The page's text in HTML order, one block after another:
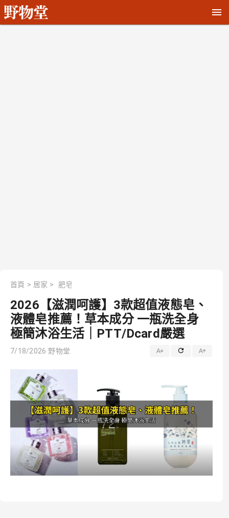
首頁 > 居家 > 肥皂
2026【滋潤呵護】3款超值液態皂、
液體皂推薦！草本成分 一瓶洗全身
極簡沐浴生活｜PTT/Dcard嚴選
7/18/2026 野物堂